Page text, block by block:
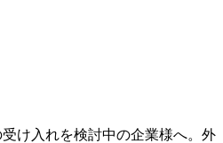
け入れを検討中の企業様へ。外